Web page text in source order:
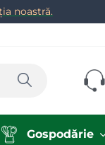
noastră.
Caută
Gospodărie